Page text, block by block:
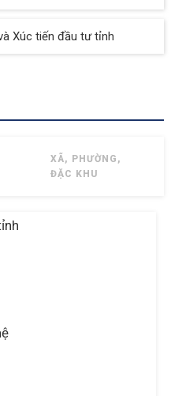
Xúc tiến đầu tư tỉnh
XÃ, PHƯỜNG,
ĐẶC KHU